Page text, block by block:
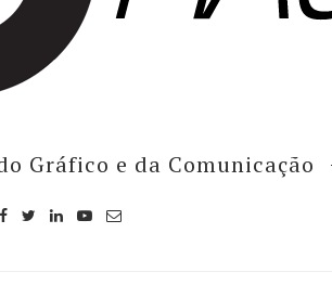
Gráfico e da Comunicação